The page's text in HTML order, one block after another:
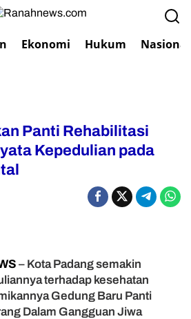
Ekonomi Hukum Nasional
Panti Rehabilitasi
Kepedulian pada
– Kota Padang semakin
terhadap kesehatan
Gedung Baru Panti
Dalam Gangguan Jiwa